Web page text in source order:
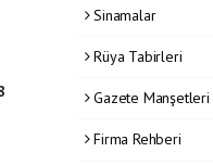
Sinamalar
Rüya Tabirleri
Gazete Manşetleri
Firma Rehberi